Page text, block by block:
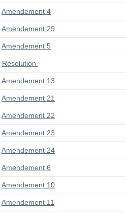
Amendement 4
Amendement 29
Amendement 5
Résolution
Amendement 13
Amendement 21
Amendement 22
Amendement 23
Amendement 24
Amendement 6
Amendement 10
Amendement 11